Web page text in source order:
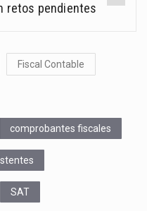
retos pendientes
Fiscal Contable
comprobantes fiscales
SAT